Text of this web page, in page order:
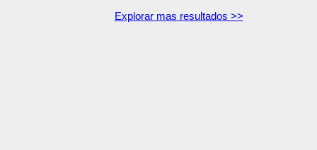
Explorar mas resultados >>